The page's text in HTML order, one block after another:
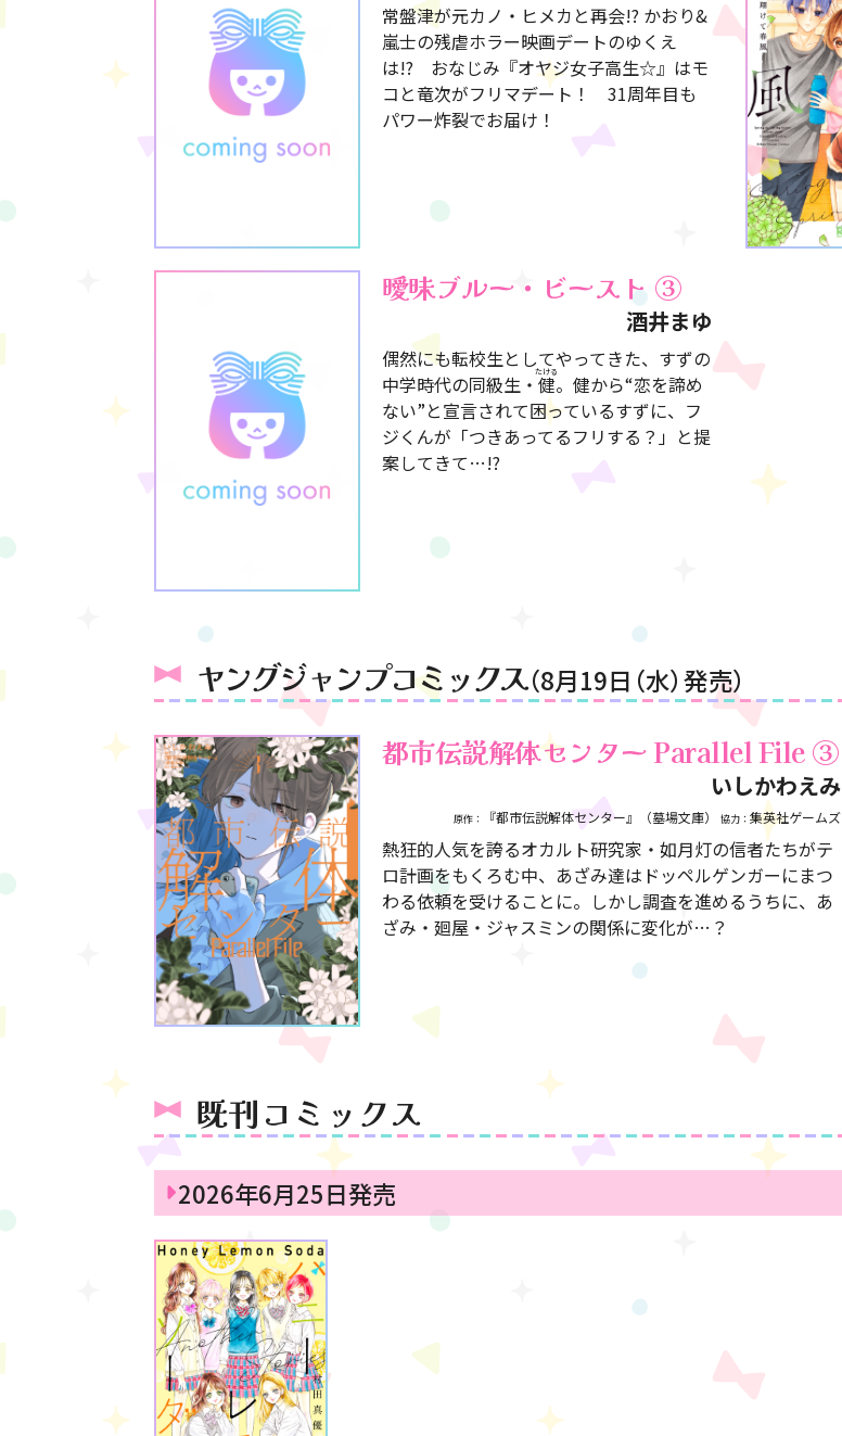
常盤津が元カノ・ヒメカと再会!? かおり&
嵐士の残虐ホラー映画デートのゆくえ
は!? おなじみ『オヤジ女子高生☆』はモ
コと竜次がフリマデート！ 31周年目も
パワー炸裂でお届け！
曖昧ブルー・ビースト③
酒井まゆ
偶然にも転校生としてやってきた、すずの
中学時代の同級生・ 健。健から“恋を諦め
ない”と宣言されて困っているすずに、フ
ジくんが「つきあってるフリする？」と提
案してきて…!?
ヤングジャンプコミックス（8月19日（水）発売）
都市伝説解体センター Parallel File③
いしかわえみ
原作： 『都市伝説解体センター』（墓場文庫）協力：集英社ゲームズ
熱狂的人気を誇るオカルト研究家・如月灯の信者たちがテ
ロ計画をもくろむ中、あざみ達はドッペルゲンガーにまつ
わる依頼を受けることに。しかし調査を進めるうちに、あ
ざみ・廻屋・ジャスミンの関係に変化が…？
既刊コミックス
2026年6月25日発売